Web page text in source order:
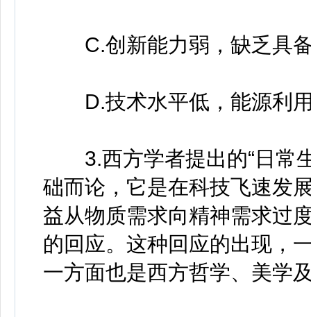
C.创新能力弱，缺乏具备
D.技术水平低，能源利用
3.西方学者提出的“日常生
础而论，它是在科技飞速发
益从物质需求向精神需求过
的回应。这种回应的出现，
一方面也是西方哲学、美学